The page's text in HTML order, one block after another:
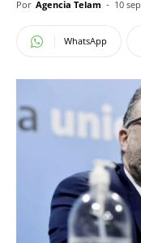
Por Agencia Telam - 10
WhatsApp